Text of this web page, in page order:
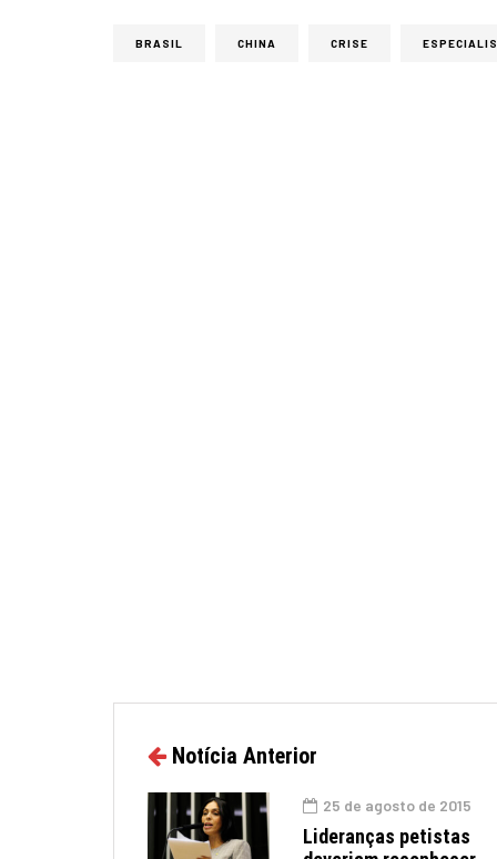
BRASIL CHINA CRISE
Notícia Anterior
25 de agosto de 2015
Lideranças petistas